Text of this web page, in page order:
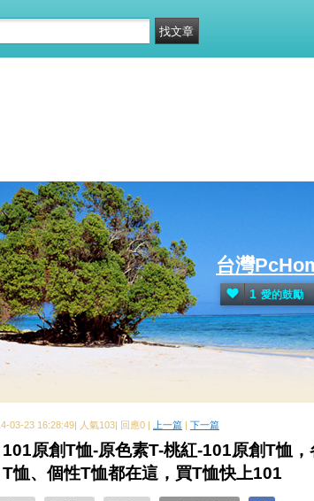
台灣
1 愛的鼓勵
03-23 16:28:49| 人氣103| 回應0 | 上一篇 | 下一篇
101原創T恤-原色素T-桃紅-101原創T恤，
T恤、個性T恤都在這，買T恤快上101